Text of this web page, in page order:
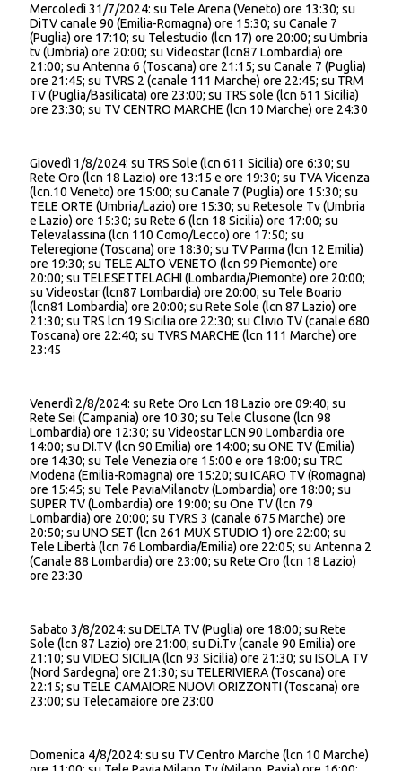
Mercoledì 31/7/2024: su Tele Arena (Veneto) ore 13:30; su
DiTV canale 90 (Emilia-Romagna) ore 15:30; su Canale 7
(Puglia) ore 17:10; su Telestudio (lcn 17) ore 20:00; su Umbria
tv (Umbria) ore 20:00; su Videostar (lcn87 Lombardia) ore
21:00; su Antenna 6 (Toscana) ore 21:15; su Canale 7 (Puglia)
ore 21:45; su TVRS 2 (canale 111 Marche) ore 22:45; su TRM
TV (Puglia/Basilicata) ore 23:00; su TRS sole (lcn 611 Sicilia)
ore 23:30; su TV CENTRO MARCHE (lcn 10 Marche) ore 24:30
Giovedì 1/8/2024: su TRS Sole (lcn 611 Sicilia) ore 6:30; su
Rete Oro (lcn 18 Lazio) ore 13:15 e ore 19:30; su TVA Vicenza
(lcn.10 Veneto) ore 15:00; su Canale 7 (Puglia) ore 15:30; su
TELE ORTE (Umbria/Lazio) ore 15:30; su Retesole Tv (Umbria
e Lazio) ore 15:30; su Rete 6 (lcn 18 Sicilia) ore 17:00; su
Televalassina (lcn 110 Como/Lecco) ore 17:50; su
Teleregione (Toscana) ore 18:30; su TV Parma (lcn 12 Emilia)
ore 19:30; su TELE ALTO VENETO (lcn 99 Piemonte) ore
20:00; su TELESETTELAGHI (Lombardia/Piemonte) ore 20:00;
su Videostar (lcn87 Lombardia) ore 20:00; su Tele Boario
(lcn81 Lombardia) ore 20:00; su Rete Sole (lcn 87 Lazio) ore
21:30; su TRS lcn 19 Sicilia ore 22:30; su Clivio TV (canale 680
Toscana) ore 22:40; su TVRS MARCHE (lcn 111 Marche) ore
23:45
Venerdì 2/8/2024: su Rete Oro Lcn 18 Lazio ore 09:40; su
Rete Sei (Campania) ore 10:30; su Tele Clusone (lcn 98
Lombardia) ore 12:30; su Videostar LCN 90 Lombardia ore
14:00; su DI.TV (lcn 90 Emilia) ore 14:00; su ONE TV (Emilia)
ore 14:30; su Tele Venezia ore 15:00 e ore 18:00; su TRC
Modena (Emilia-Romagna) ore 15:20; su ICARO TV (Romagna)
ore 15:45; su Tele PaviaMilanotv (Lombardia) ore 18:00; su
SUPER TV (Lombardia) ore 19:00; su One TV (lcn 79
Lombardia) ore 20:00; su TVRS 3 (canale 675 Marche) ore
20:50; su UNO SET (lcn 261 MUX STUDIO 1) ore 22:00; su
Tele Libertà (lcn 76 Lombardia/Emilia) ore 22:05; su Antenna 2
(Canale 88 Lombardia) ore 23:00; su Rete Oro (lcn 18 Lazio)
ore 23:30
Sabato 3/8/2024: su DELTA TV (Puglia) ore 18:00; su Rete
Sole (lcn 87 Lazio) ore 21:00; su Di.Tv (canale 90 Emilia) ore
21:10; su VIDEO SICILIA (lcn 93 Sicilia) ore 21:30; su ISOLA TV
(Nord Sardegna) ore 21:30; su TELERIVIERA (Toscana) ore
22:15; su TELE CAMAIORE NUOVI ORIZZONTI (Toscana) ore
23:00; su Telecamaiore ore 23:00
Domenica 4/8/2024: su su TV Centro Marche (lcn 10 Marche)